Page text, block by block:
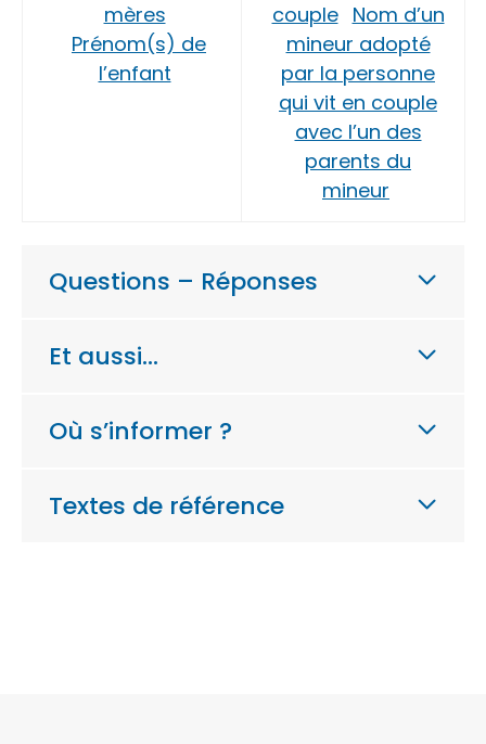
mères
Prénom(s) de
l’enfant
couple Nom d’un
mineur adopté
par la personne
qui vit en couple
avec l’un des
parents du
mineur
Questions – Réponses
Et aussi…
Où s’informer ?
Textes de référence